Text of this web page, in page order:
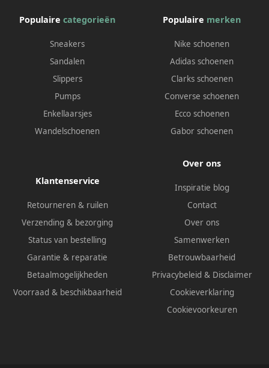
Populaire categorieën
Sneakers
Sandalen
Slippers
Pumps
Enkellaarsjes
Wandelschoenen
Populaire merken
Nike schoenen
Adidas schoenen
Clarks schoenen
Converse schoenen
Ecco schoenen
Gabor schoenen
Klantenservice
Retourneren & ruilen
Verzending & bezorging
Status van bestelling
Garantie & reparatie
Betaalmogelijkheden
Voorraad & beschikbaarheid
Over ons
Inspiratie blog
Contact
Over ons
Samenwerken
Betrouwbaarheid
Privacybeleid & Disclaimer
Cookieverklaring
Cookievoorkeuren